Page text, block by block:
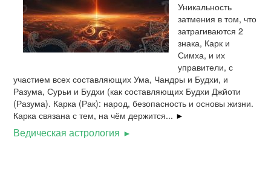
Уникальность
затмения в том, что
затрагиваются 2
знака, Карк и
Симха, и их
управители, с
участием всех составляющих Ума, Чандры и Будхи, и
Разума, Сурьи и Будхи (как составляющих Будхи Джйоти
(Разума). Карка (Рак): народ, безопасность и основы жизни.
Карка связана с тем, на чём держится... ►
Ведическая астрология